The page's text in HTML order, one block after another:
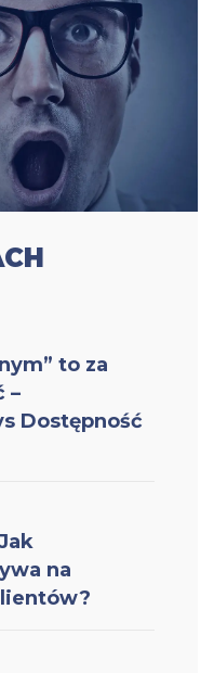
to za
–
Dostępność
na